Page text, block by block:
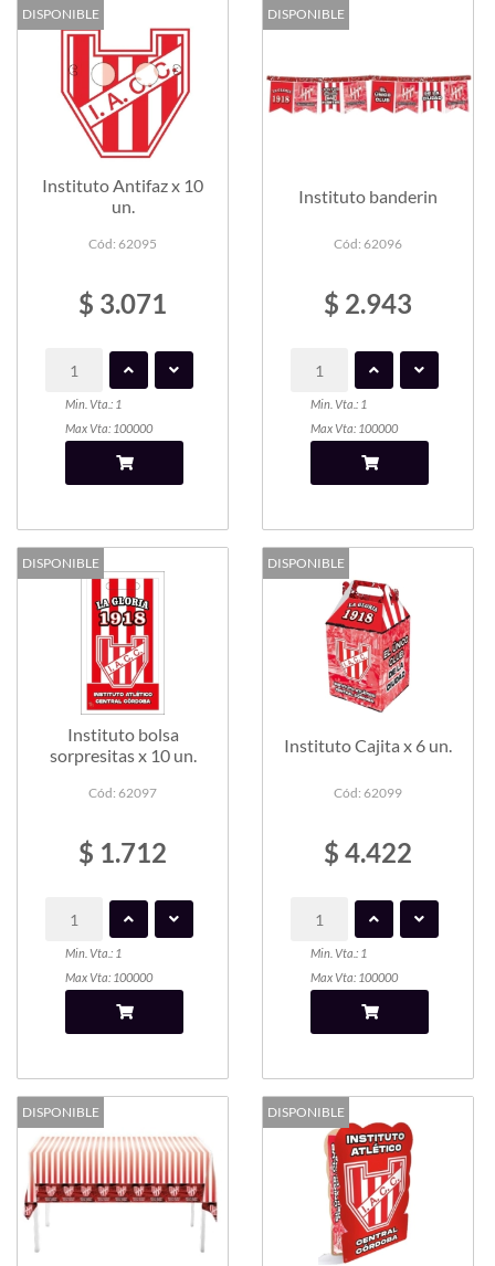
DISPONIBLE
Instituto Antifaz x 10
un.
Cód: 62095
$ 3.071
Min. Vta.: 1
Max Vta: 100000
DISPONIBLE
Instituto banderin
Cód: 62096
$ 2.943
Min. Vta.: 1
Max Vta: 100000
DISPONIBLE
Instituto bolsa
sorpresitas x 10 un.
Cód: 62097
$ 1.712
Min. Vta.: 1
Max Vta: 100000
DISPONIBLE
Instituto Cajita x 6 un.
Cód: 62099
$ 4.422
Min. Vta.: 1
Max Vta: 100000
DISPONIBLE DISPONIBLE